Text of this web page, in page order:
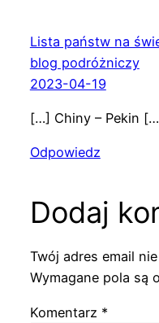
Lista państw na
blog podróżniczy
2023-04-19
[…] Chiny – Pekin
Odpowiedz
Dodaj
Twój adres email
Wymagane pola są
Komentarz *